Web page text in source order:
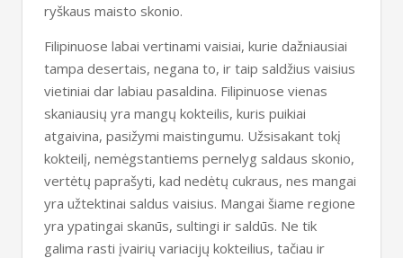
ryškaus maisto skonio.
Filipinuose labai vertinami vaisiai, kurie dažniausiai
tampa desertais, negana to, ir taip saldžius vaisius
vietiniai dar labiau pasaldina. Filipinuose vienas
skaniausių yra mangų kokteilis, kuris puikiai
atgaivina, pasižymi maistingumu. Užsisakant tokį
kokteilį, nemėgstantiems pernelyg saldaus skonio,
vertėtų paprašyti, kad nedėtų cukraus, nes mangai
yra užtektinai saldus vaisius. Mangai šiame regione
yra ypatingai skanūs, sultingi ir saldūs. Ne tik
galima rasti įvairių variacijų kokteilius, tačiau ir